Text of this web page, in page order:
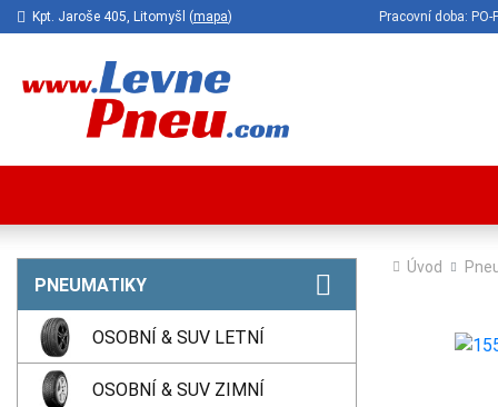
Kpt. Jaroše 405, Litomyšl (mapa) Pracovní doba: PO-
PNEUMATIKY
OSOBNÍ & SUV LETNÍ
OSOBNÍ & SUV ZIMNÍ
Úvod